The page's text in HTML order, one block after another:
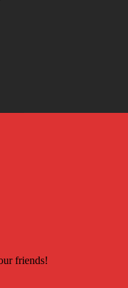
friends!